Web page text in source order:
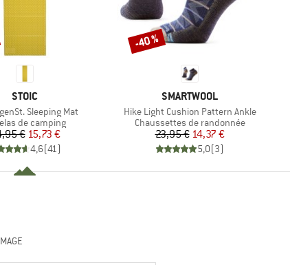
MARQUE
STOIC
Sleeping Mat
group
de camping
Prix
€Prix réduit
15,73 €
4,6(41)
MARQUE
SMARTWOOL
Article
Hike Light Cushion Pattern Ankle
Product group
Chaussettes de randonnée
Prix
23,95 €Prix réduit
14,37 €
5,0(3)
Remise
-40 %